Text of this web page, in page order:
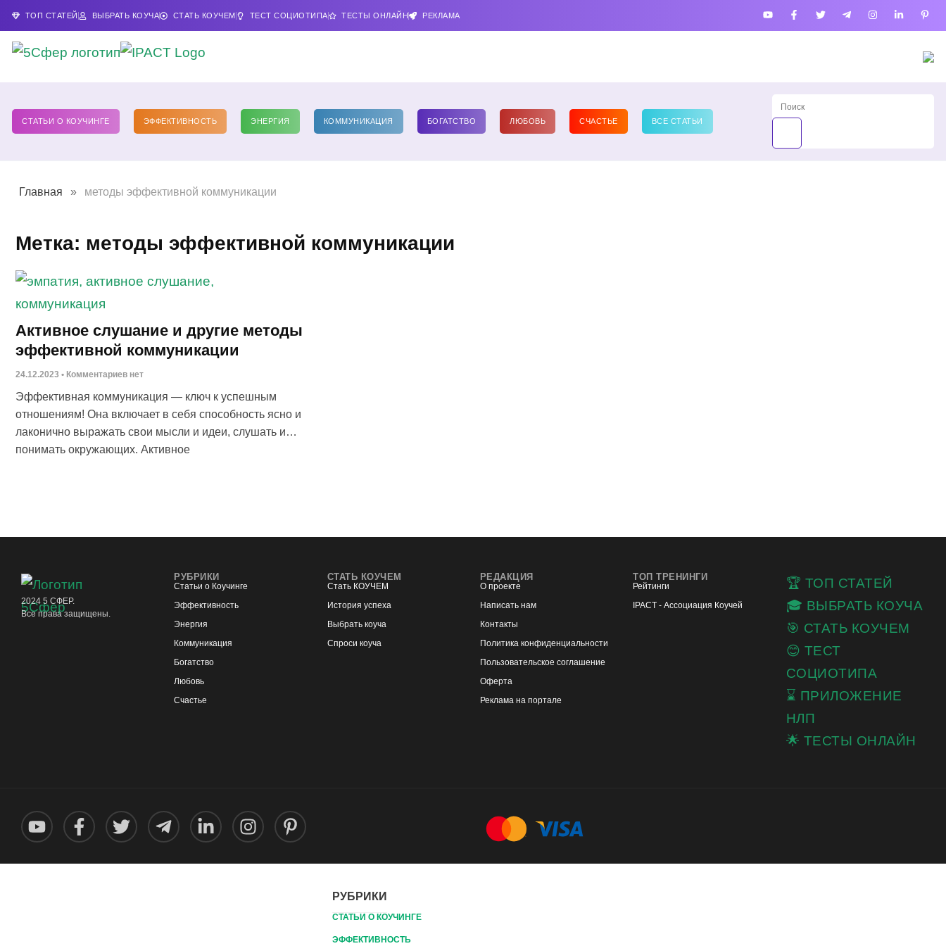
ТОП СТАТЕЙ ВЫБРАТЬ КОУЧА СТАТЬ КОУЧЕМ ТЕСТ СОЦИОТИПА ТЕСТЫ ОНЛАЙН РЕКЛАМА
СТАТЬИ О КОУЧИНГЕ ЭФФЕКТИВНОСТЬ ЭНЕРГИЯ КОММУНИКАЦИЯ БОГАТСТВО ЛЮБОВЬ СЧАСТЬЕ ВСЕ СТАТЬИ
Главная » методы эффективной коммуникации
Метка: методы эффективной коммуникации
Активное слушание и другие методы
эффективной коммуникации
24.12.2023 Комментариев нет
Эффективная коммуникация — ключ к успешным
отношениям! Она включает в себя способность ясно и
лаконично выражать свои мысли и идеи, слушать и
понимать окружающих. Активное
2024 5 СФЕР.
Все права защищены.
РУБРИКИ
Статьи о Коучинге
Эффективность
Энергия
Коммуникация
Богатство
Любовь
Счастье
СТАТЬ КОУЧЕМ
Стать КОУЧЕМ
История успеха
Выбрать коуча
Спроси коуча
РЕДАКЦИЯ
О проекте
Написать нам
Контакты
Политика конфиденциальности
Пользовательское соглашение
Оферта
Реклама на портале
ТОП ТРЕНИНГИ
Рейтинги
IPACT - Ассоциация Коучей
🏆 ТОП СТАТЕЙ
🎓 ВЫБРАТЬ КОУЧА
🎯 СТАТЬ КОУЧЕМ
😊 ТЕСТ
СОЦИОТИПА
⌛ ПРИЛОЖЕНИЕ
НЛП
🌟 ТЕСТЫ ОНЛАЙН
РУБРИКИ
СТАТЬИ О КОУЧИНГЕ
ЭФФЕКТИВНОСТЬ